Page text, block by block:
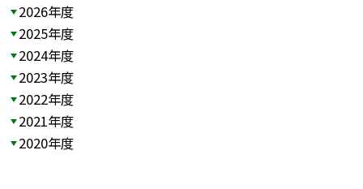
2026年度
2025年度
2024年度
2023年度
2022年度
2021年度
2020年度